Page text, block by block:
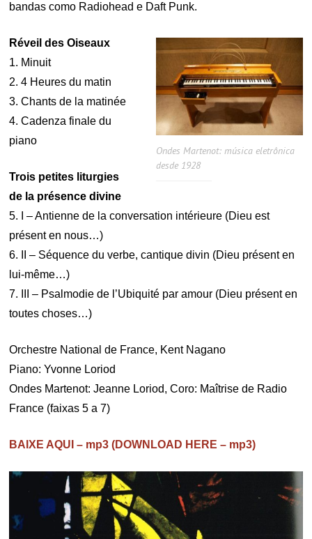
bandas como Radiohead e Daft Punk.
Ondes Martenot: música eletrônica
desde 1928
Réveil des Oiseaux
1. Minuit
2. 4 Heures du matin
3. Chants de la matinée
4. Cadenza finale du
piano
Trois petites liturgies
de la présence divine
5. I – Antienne de la conversation intérieure (Dieu est
présent en nous…)
6. II – Séquence du verbe, cantique divin (Dieu présent en
lui-même…)
7. III – Psalmodie de l’Ubiquité par amour (Dieu présent en
toutes choses…)
Orchestre National de France, Kent Nagano
Piano: Yvonne Loriod
Ondes Martenot: Jeanne Loriod, Coro: Maîtrise de Radio
France (faixas 5 a 7)
BAIXE AQUI – mp3 (DOWNLOAD HERE – mp3)